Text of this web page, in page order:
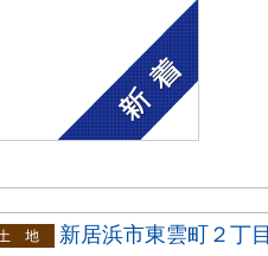
新居浜市東雲町２丁目